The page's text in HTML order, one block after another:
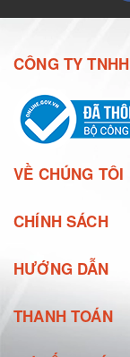
CÔNG TY
VỀ CHÚNG TÔI
CHÍNH SÁCH
HƯỚNG DẪN
THANH TOÁN